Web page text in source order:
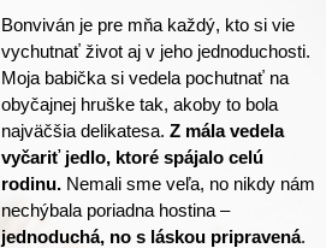
Bonviván je pre mňa každý, kto si vie
vychutnať život aj v jeho jednoduchosti.
Moja babička si vedela pochutnať na
obyčajnej hruške tak, akoby to bola
najväčšia delikatesa. Z mála vedela
vyčariť jedlo, ktoré spájalo celú
rodinu. Nemali sme veľa, no nikdy nám
nechýbala poriadna hostina –
jednoduchá, no s láskou pripravená.